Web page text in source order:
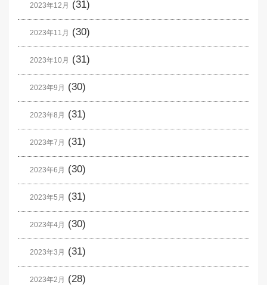
2023年12月 (31)
2023年11月 (30)
2023年10月 (31)
2023年9月 (30)
2023年8月 (31)
2023年7月 (31)
2023年6月 (30)
2023年5月 (31)
2023年4月 (30)
2023年3月 (31)
2023年2月 (28)